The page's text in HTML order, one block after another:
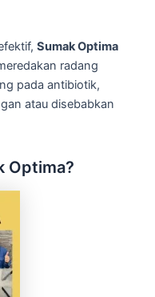
Sumak Optima
radang
pada antibiotik,
atau disebabkan
Optima?